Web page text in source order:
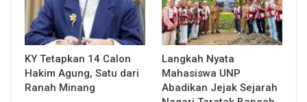
KY Tetapkan 14 Calon
Hakim Agung, Satu dari
Ranah Minang
Langkah Nyata
Mahasiswa UNP
Abadikan Jejak Sejarah